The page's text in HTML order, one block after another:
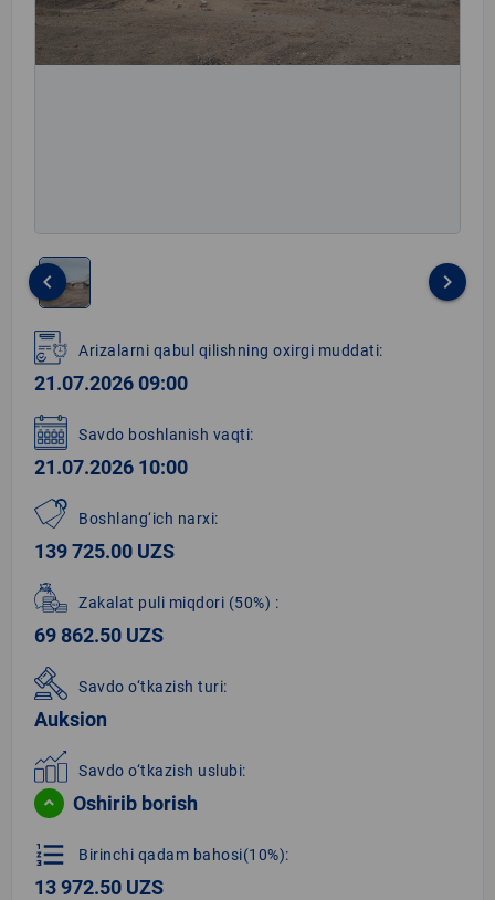
1
of
1
keyboard_arrow_left keyboard_arrow_right
Arizalarni qabul qilishning oxirgi muddati:
21.07.2026 09:00
Savdo boshlanish vaqti:
21.07.2026 10:00
Boshlang‘ich narxi:
139 725.00 UZS
Zakalat puli miqdori (50%) :
69 862.50 UZS
Savdo o‘tkazish turi:
Auksion
Savdo o‘tkazish uslubi:
Oshirib borish
format_list_numbered Birinchi qadam bahosi(10%):
13 972.50 UZS